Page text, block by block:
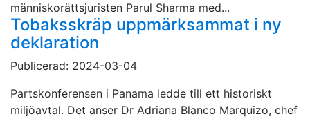
människorättsjuristen Parul Sharma med...
Tobaksskräp uppmärksammat i ny
deklaration
Publicerad: 2024-03-04
Partskonferensen i Panama ledde till ett historiskt
miljöavtal. Det anser Dr Adriana Blanco Marquizo, chef